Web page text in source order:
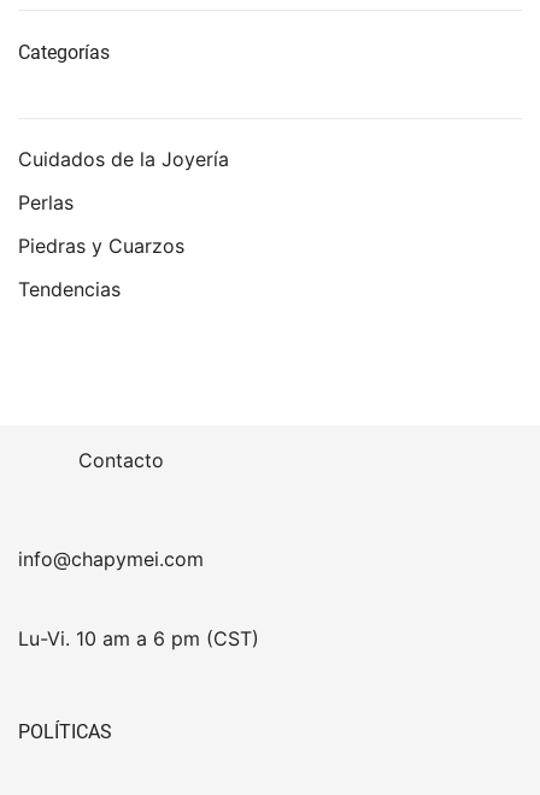
Categorías
Cuidados de la Joyería
Perlas
Piedras y Cuarzos
Tendencias
Contacto
info@chapymei.com
Lu-Vi. 10 am a 6 pm (CST)
POLÍTICAS